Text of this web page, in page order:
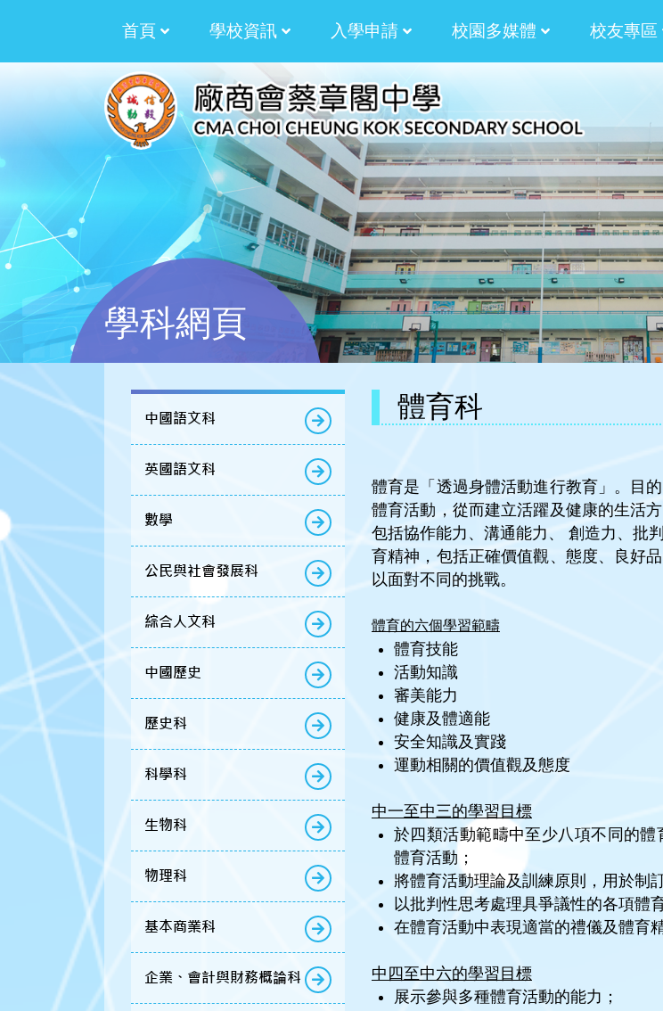
首頁 學校資訊 入學申請 校園多媒體 校友專區
學科網頁
中國語文科
英國語文科
數學
公民與社會發展科
綜合人文科
中國歷史
歷史科
科學科
生物科
物理科
基本商業科
企業、會計與財務概論科
體育科
體育是「透過身體活動進行教育」。目
體育活動，從而建立活躍及健康的生活
包括協作能力、溝通能力、 創造力、批
育精神，包括正確價值觀、態度、良好
以面對不同的挑戰。
體育的六個學習範疇
體育技能
活動知識
審美能力
健康及體適能
安全知識及實踐
運動相關的價值觀及態度
中一至中三的學習目標
於四類活動範疇中至少八項不同的
體育活動；
將體育活動理論及訓練原則，用於制
以批判性思考處理具爭議性的各項體
在體育活動中表現適當的禮儀及體育精
中四至中六的學習目標
展示參與多種體育活動的能力；